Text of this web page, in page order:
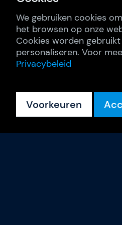
We gebruiken cookies
het browsen op onze
Cookies worden
personaliseren. Voor
Privacybeleid
Voorkeuren